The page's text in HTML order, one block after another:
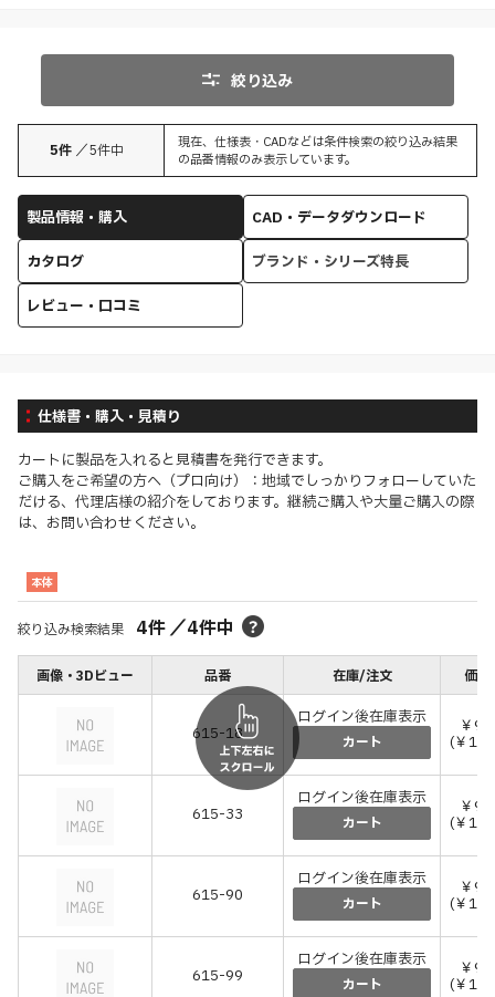
絞り込み
5件 ／5件中
現在、仕様表・CADなどは条件検索の絞り込み結果
の品番情報のみ表示しています。
製品情報・購入
CAD・データダウンロード
カタログ
ブランド・シリーズ特長
レビュー・口コミ
仕様書・購入・見積り
カートに製品を入れると見積書を発行できます。
ご購入をご希望の方へ（プロ向け）：地域でしっかりフォローしていた
だける、代理店様の紹介をしております。継続ご購入や大量ご購入の際
は、お問い合わせください。
本体
絞り込み検索結果 4件／4件中
画像・3Dビュー 品番 在庫/注文 価格
615-18
ログイン後在庫表示
カート
￥
(￥
615-33
ログイン後在庫表示
カート
￥
(￥
615-90
ログイン後在庫表示
カート
￥
(￥
615-99
ログイン後在庫表示
カート
￥
(￥